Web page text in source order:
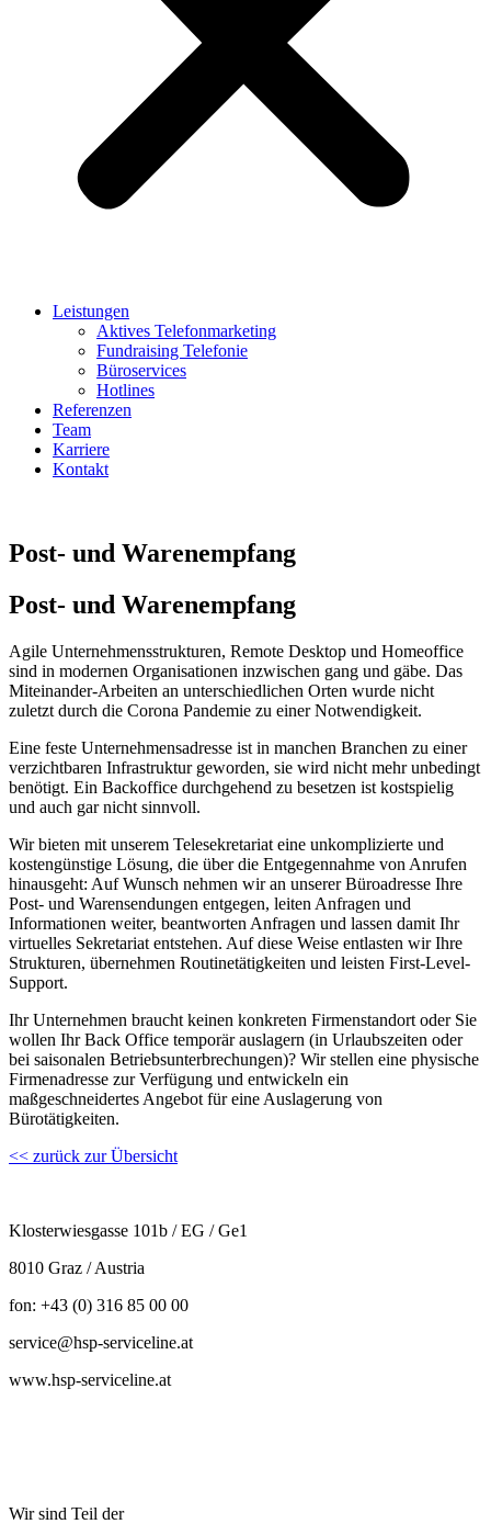
Leistungen
Aktives Telefonmarketing
Fundraising Telefonie
Büroservices
Hotlines
Referenzen
Team
Karriere
Kontakt
Post- und Warenempfang
Post- und Warenempfang
Agile Unternehmensstrukturen, Remote Desktop und Homeoffice
sind in modernen Organisationen inzwischen gang und gäbe. Das
Miteinander-Arbeiten an unterschiedlichen Orten wurde nicht
zuletzt durch die Corona Pandemie zu einer Notwendigkeit.
Eine feste Unternehmensadresse ist in manchen Branchen zu einer
verzichtbaren Infrastruktur geworden, sie wird nicht mehr unbedingt
benötigt. Ein Backoffice durchgehend zu besetzen ist kostspielig
und auch gar nicht sinnvoll.
Wir bieten mit unserem Telesekretariat eine unkomplizierte und
kostengünstige Lösung, die über die Entgegennahme von Anrufen
hinausgeht: Auf Wunsch nehmen wir an unserer Büroadresse Ihre
Post- und Warensendungen entgegen, leiten Anfragen und
Informationen weiter, beantworten Anfragen und lassen damit Ihr
virtuelles Sekretariat entstehen. Auf diese Weise entlasten wir Ihre
Strukturen, übernehmen Routinetätigkeiten und leisten First-Level-
Support.
Ihr Unternehmen braucht keinen konkreten Firmenstandort oder Sie
wollen Ihr Back Office temporär auslagern (in Urlaubszeiten oder
bei saisonalen Betriebsunterbrechungen)? Wir stellen eine physische
Firmenadresse zur Verfügung und entwickeln ein
maßgeschneidertes Angebot für eine Auslagerung von
Bürotätigkeiten.
<< zurück zur Übersicht
Klosterwiesgasse 101b / EG / Ge1
8010 Graz / Austria
fon: +43 (0) 316 85 00 00
service@hsp-serviceline.at
www.hsp-serviceline.at
Wir sind Teil der